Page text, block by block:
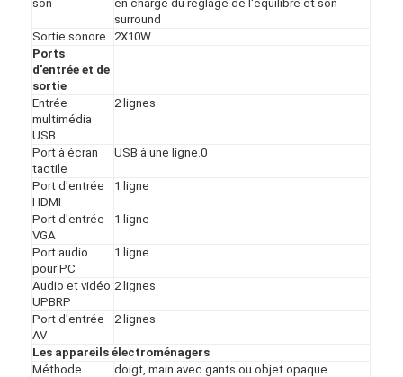
son
en charge du réglage de l'équilibre et son
surround
Sortie sonore
2X10W
Ports
d'entrée et de
sortie
Entrée
multimédia
USB
2 lignes
Port à écran
tactile
USB à une ligne.0
Port d'entrée
HDMI
1 ligne
Port d'entrée
VGA
1 ligne
Port audio
pour PC
1 ligne
Audio et vidéo
UPBRP
2 lignes
Port d'entrée
AV
2 lignes
Les appareils électroménagers
Méthode
doigt, main avec gants ou objet opaque